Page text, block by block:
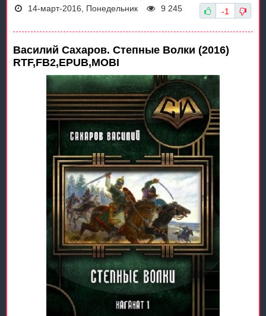
14-март-2016, Понедельник 9 245 -1
Василий Сахаров. Степные Волки (2016)
RTF,FB2,EPUB,MOBI